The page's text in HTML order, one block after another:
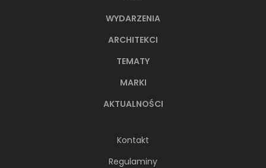
WYDARZENIA
ARCHITEKCI
TEMATY
MARKI
AKTUALNOŚCI
Kontakt
Regulaminy